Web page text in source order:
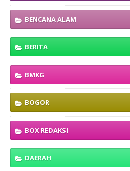
BENCANA ALAM
BERITA
BMKG
BOGOR
BOX REDAKSI
DAERAH